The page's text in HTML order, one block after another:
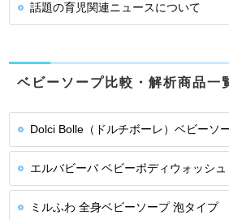
話題の育児関連ニュースについて
ベビーソープ比較・解析商品一
Dolci Bolle（ドルチボーレ）ベビーソ
エルバビーバ ベビーボディウォッシュ
ミルふわ 全身ベビーソープ 泡タイプ